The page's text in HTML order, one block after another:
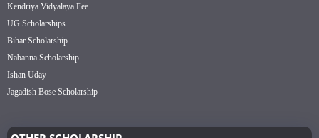
Kendriya Vidyalaya Fee
UG Scholarships
Bihar Scholarship
Nabanna Scholarship
Ishan Uday
Jagadish Bose Scholarship